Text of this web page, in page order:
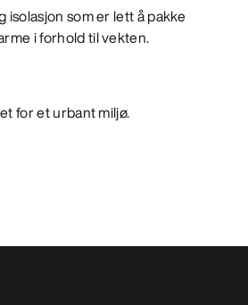
som er lett å pakke
i forhold til vekten.
for et urbant miljø.